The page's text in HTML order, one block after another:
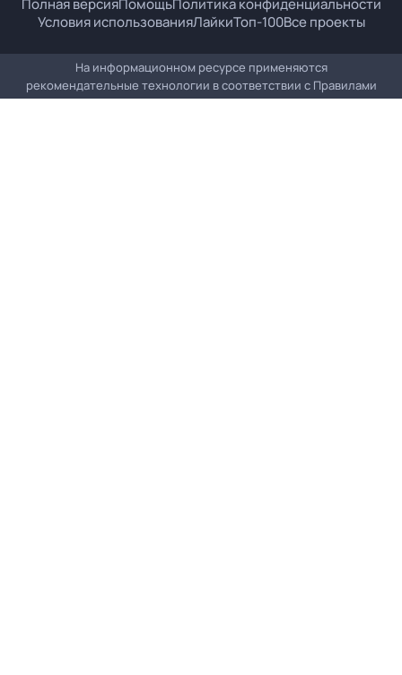
Полная версияПомощьПолитика конфиденциальности
Условия использованияЛайкиТоп-100Все проекты
На информационном ресурсе применяются
рекомендательные технологии в соответствии с Правилами